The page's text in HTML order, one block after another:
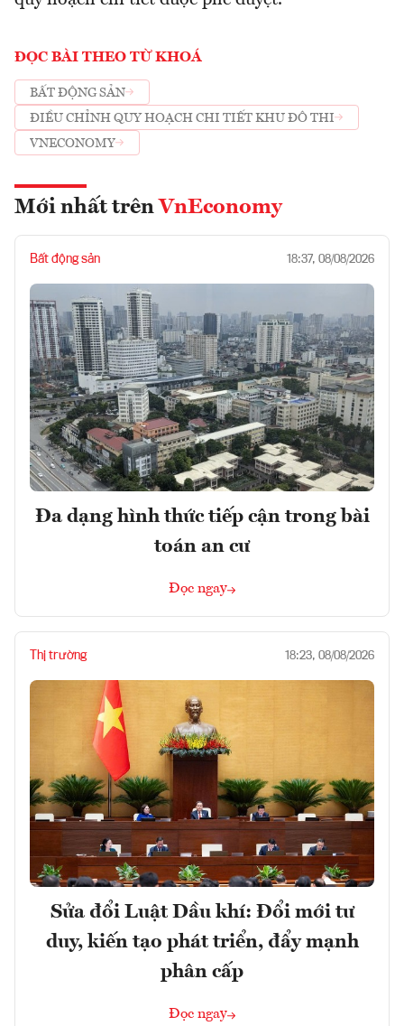
ĐỌC BÀI THEO TỪ KHOÁ
BẤT ĐỘNG SẢN
ĐIỀU CHỈNH QUY HOẠCH CHI TIẾT KHU ĐÔ THI
VNECONOMY
Mới nhất trên VnEconomy
Bất động sản 18:37, 08/08/2026
Đa dạng hình thức tiếp cận trong bài
toán an cư
Đọc ngay
Thị trường 18:23, 08/08/2026
Sửa đổi Luật Dầu khí: Đổi mới tư
duy, kiến tạo phát triển, đẩy mạnh
phân cấp
Đọc ngay